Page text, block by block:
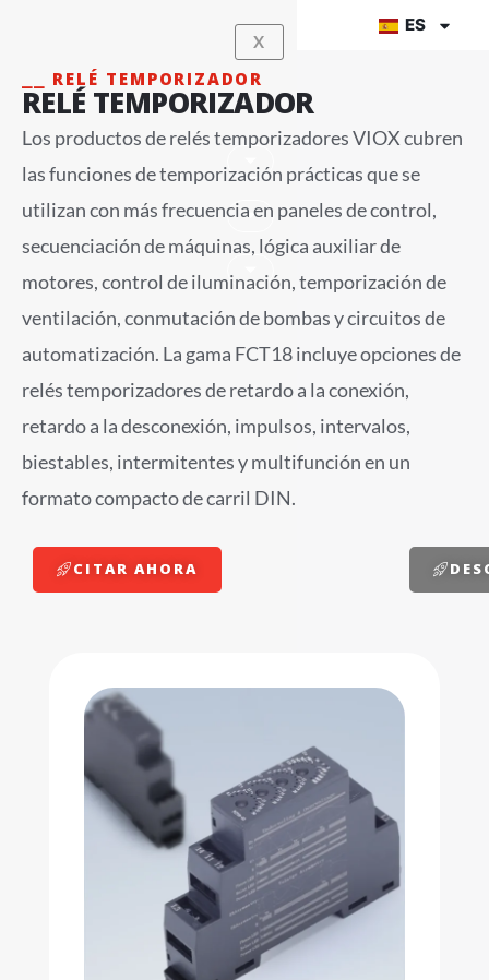
contenido
X
ES
⎯⎯ RELÉ TEMPORIZADOR
RELÉ TEMPORIZADOR
Los productos de relés temporizadores VIOX cubren
las funciones de temporización prácticas que se
utilizan con más frecuencia en paneles de control,
secuenciación de máquinas, lógica auxiliar de
motores, control de iluminación, temporización de
ventilación, conmutación de bombas y circuitos de
automatización. La gama FCT18 incluye opciones de
relés temporizadores de retardo a la conexión,
retardo a la desconexión, impulsos, intervalos,
biestables, intermitentes y multifunción en un
formato compacto de carril DIN.
CITAR AHORA